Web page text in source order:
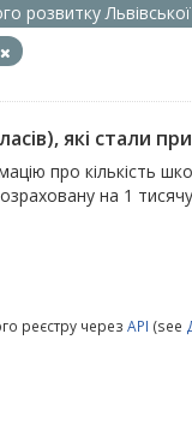
розвитку
які стали
про кількість
на 1
реєстру через API (see